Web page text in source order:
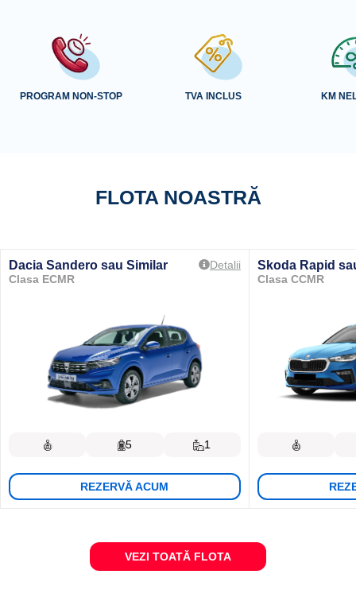
PROGRAMNON-STOP TVAINCLUS KM
FLOTA NOASTRĂ
Dacia Sandero sau Similar
Clasa ECMR
Detalii
5 1
REZERVĂ ACUM
Skoda Rapid
Clasa CCMR
VEZI TOATĂ FLOTA